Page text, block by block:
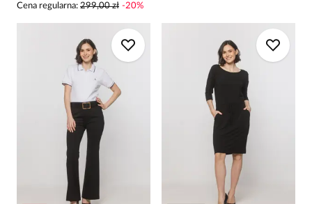
Cena regularna: 299,00 zł -20%